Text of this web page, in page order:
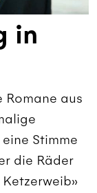
in
Romane aus
Stimme
die Räder